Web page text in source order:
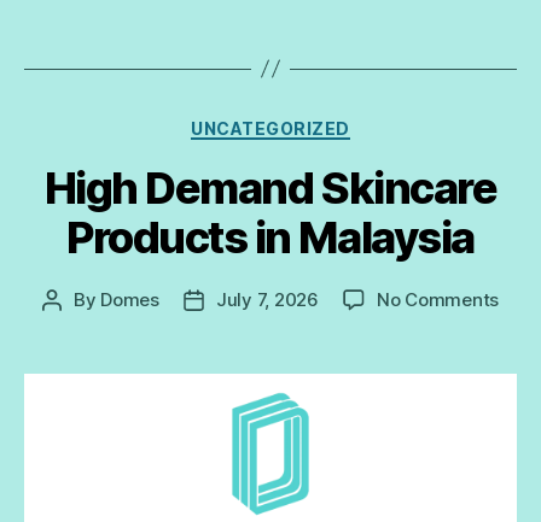
UNCATEGORIZED
High Demand Skincare
Products in Malaysia
By Domes July 7, 2026 No Comments